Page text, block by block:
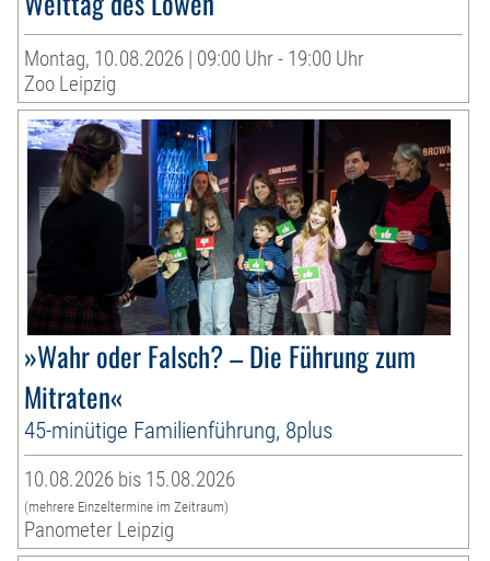
Montag, 10.08.2026 | 09:00 Uhr - 19:00 Uhr
Zoo Leipzig
»Wahr oder Falsch? – Die Führung zum
Mitraten«
45-minütige Familienführung, 8plus
10.08.2026 bis 15.08.2026
(mehrere Einzeltermine im Zeitraum)
Panometer Leipzig